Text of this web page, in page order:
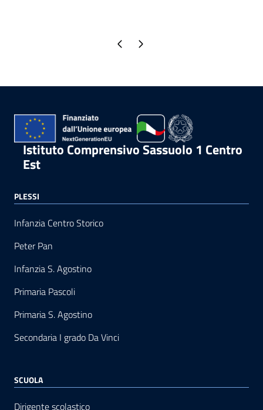
Pagina precedente
Pagina successiva
Istituto Comprensivo Sassuolo 1 Centro
Est
PLESSI
Infanzia Centro Storico
Peter Pan
Infanzia S. Agostino
Primaria Pascoli
Primaria S. Agostino
Secondaria I grado Da Vinci
SCUOLA
Dirigente scolastico